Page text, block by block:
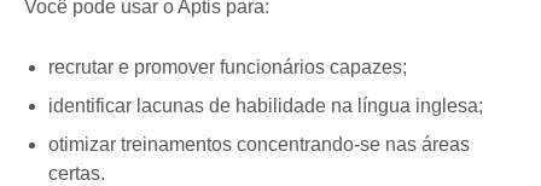
Você pode usar o Aptis para:
recrutar e promover funcionários capazes;
identificar lacunas de habilidade na língua inglesa;
otimizar treinamentos concentrando-se nas áreas
certas.